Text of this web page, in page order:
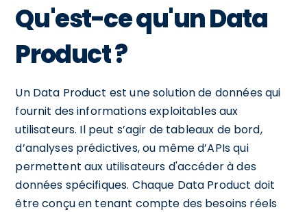
Qu'est-ce qu'un Data
Product ?
Un Data Product est une solution de données qui
fournit des informations exploitables aux
utilisateurs. Il peut s’agir de tableaux de bord,
d’analyses prédictives, ou même d’APIs qui
permettent aux utilisateurs d'accéder à des
données spécifiques. Chaque Data Product doit
être conçu en tenant compte des besoins réels